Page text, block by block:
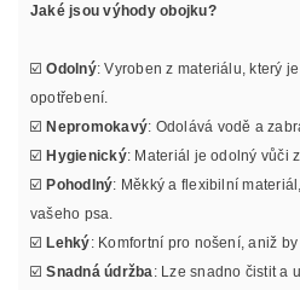
Jaké jsou výhody obojku?
☑️Odolný: Vyroben z materiálu, který
opotřebení.
☑️Nepromokavý: Odolává vodě a
☑️Hygienický: Materiál je odolný vůči
☑️Pohodlný: Měkký a flexibilní
vašeho psa.
☑️Lehký: Komfortní pro nošení, aniž
☑️Snadná údržba : Lze snadno čistit a